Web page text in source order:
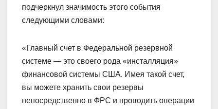
подчеркнул значимость этого события
следующими словами:
«Главный счет в Федеральной резервной
системе — это своего рода «инсталляция»
финансовой системы США. Имея такой счет,
вы можете хранить свои резервы
непосредственно в ФРС и проводить операции